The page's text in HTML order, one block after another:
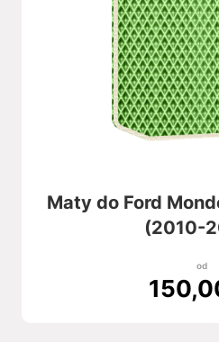
Maty do Ford
(2010-
od